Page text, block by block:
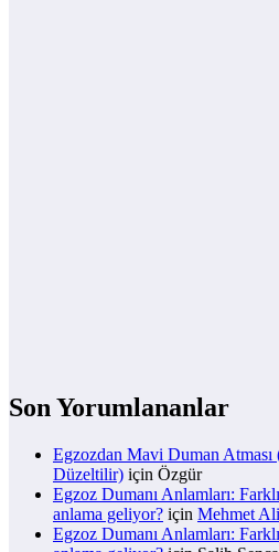
Son Yorumlananlar
Egzozdan Mavi Duman Atması
Düzeltilir) için Özgür
Egzoz Dumanı Anlamları:
anlama geliyor? için Mehmet Ali
Egzoz Dumanı Anlamları: